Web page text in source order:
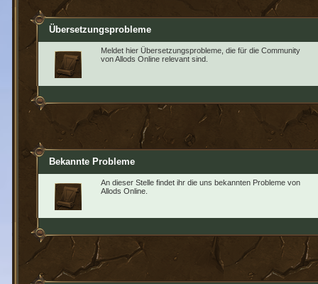
Übersetzungsprobleme
Meldet hier Übersetzungsprobleme, die für die Community
von Allods Online relevant sind.
Bekannte Probleme
An dieser Stelle findet ihr die uns bekannten Probleme von
Allods Online.